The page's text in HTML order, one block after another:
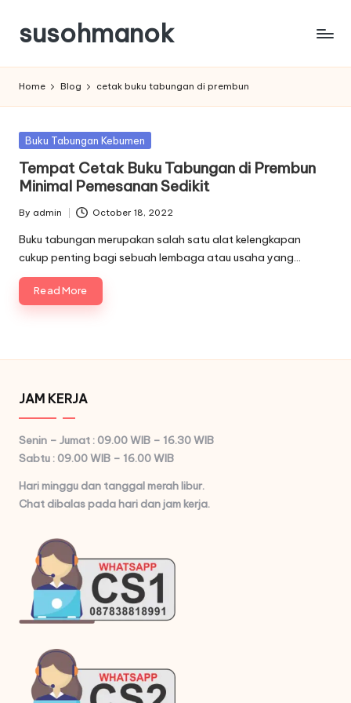
Skip
content
susohmanok
Home Blog cetak buku tabungan di prembun
Posted
Buku Tabungan Kebumen
Tempat Cetak Buku Tabungan di Prembun
Minimal Pemesanan Sedikit
Posted
by
By admin October 18, 2022
Buku tabungan merupakan salah satu alat kelengkapan
cukup penting bagi sebuah lembaga atau usaha yang…
Read More
JAM KERJA
Senin – Jumat : 09.00 WIB – 16.30 WIB
Sabtu : 09.00 WIB – 16.00 WIB
Hari minggu dan tanggal merah libur.
Chat dibalas pada hari dan jam kerja.